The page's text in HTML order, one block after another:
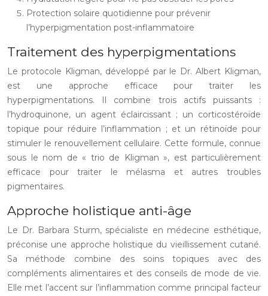
Protection solaire quotidienne pour prévenir
l’hyperpigmentation post-inflammatoire
Traitement des hyperpigmentations
Le protocole Kligman, développé par le Dr. Albert Kligman,
est une approche efficace pour traiter les
hyperpigmentations. Il combine trois actifs puissants :
l’hydroquinone, un agent éclaircissant ; un corticostéroïde
topique pour réduire l’inflammation ; et un rétinoïde pour
stimuler le renouvellement cellulaire. Cette formule, connue
sous le nom de « trio de Kligman », est particulièrement
efficace pour traiter le mélasma et autres troubles
pigmentaires.
Approche holistique anti-âge
Le Dr. Barbara Sturm, spécialiste en médecine esthétique,
préconise une approche holistique du vieillissement cutané.
Sa méthode combine des soins topiques avec des
compléments alimentaires et des conseils de mode de vie.
Elle met l’accent sur l’inflammation comme principal facteur